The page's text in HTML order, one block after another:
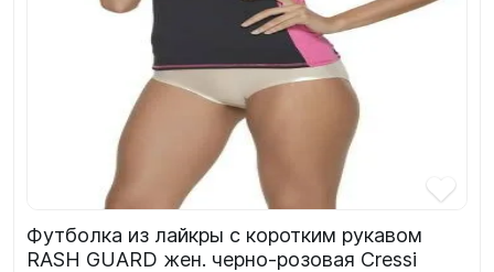
Футболка из лайкры с коротким рукавом
RASH GUARD жен. черно-розовая Cressi